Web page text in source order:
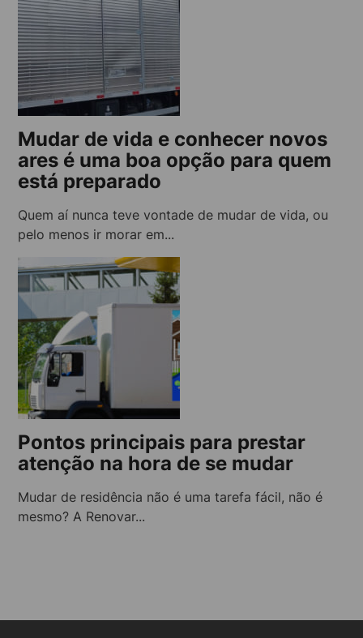
Mudar de vida e conhecer novos
ares é uma boa opção para quem
está preparado
Quem aí nunca teve vontade de mudar de vida, ou
pelo menos ir morar em...
Pontos principais para prestar
atenção na hora de se mudar
Mudar de residência não é uma tarefa fácil, não é
mesmo? A Renovar...